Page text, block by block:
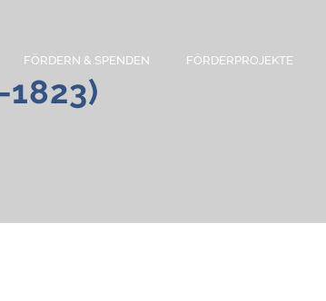
FÖRDERN & SPENDEN FÖRDERPROJEKTE